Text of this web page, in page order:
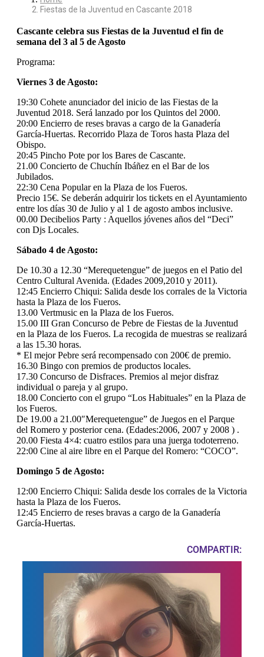
Fiestas de la Juventud en Cascante 2018
Cascante celebra sus Fiestas de la Juventud el fin de
semana del 3 al 5 de Agosto
Programa:
Viernes 3 de Agosto:
19:30 Cohete anunciador del inicio de las Fiestas de la
Juventud 2018. Será lanzado por los Quintos del 2000.
20:00 Encierro de reses bravas a cargo de la Ganadería
García-Huertas. Recorrido Plaza de Toros hasta Plaza del
Obispo.
20:45 Pincho Pote por los Bares de Cascante.
21.00 Concierto de Chuchín Ibáñez en el Bar de los
Jubilados.
22:30 Cena Popular en la Plaza de los Fueros.
Precio 15€. Se deberán adquirir los tickets en el Ayuntamiento
entre los días 30 de Julio y al 1 de agosto ambos inclusive.
00.00 Decibelios Party : Aquellos jóvenes años del “Deci”
con Djs Locales.
Sábado 4 de Agosto:
De 10.30 a 12.30 “Merequetengue” de juegos en el Patio del
Centro Cultural Avenida. (Edades 2009,2010 y 2011).
12:45 Encierro Chiqui: Salida desde los corrales de la Victoria
hasta la Plaza de los Fueros.
13.00 Vertmusic en la Plaza de los Fueros.
15.00 III Gran Concurso de Pebre de Fiestas de la Juventud
en la Plaza de los Fueros. La recogida de muestras se realizará
a las 15.30 horas.
* El mejor Pebre será recompensado con 200€ de premio.
16.30 Bingo con premios de productos locales.
17.30 Concurso de Disfraces. Premios al mejor disfraz
individual o pareja y al grupo.
18.00 Concierto con el grupo “Los Habituales” en la Plaza de
los Fueros.
De 19.00 a 21.00″Merequetengue” de Juegos en el Parque
del Romero y posterior cena. (Edades:2006, 2007 y 2008 ) .
20.00 Fiesta 4×4: cuatro estilos para una juerga todoterreno.
22:00 Cine al aire libre en el Parque del Romero: “COCO”.
Domingo 5 de Agosto:
12:00 Encierro Chiqui: Salida desde los corrales de la Victoria
hasta la Plaza de los Fueros.
12:45 Encierro de reses bravas a cargo de la Ganadería
García-Huertas.
COMPARTIR: